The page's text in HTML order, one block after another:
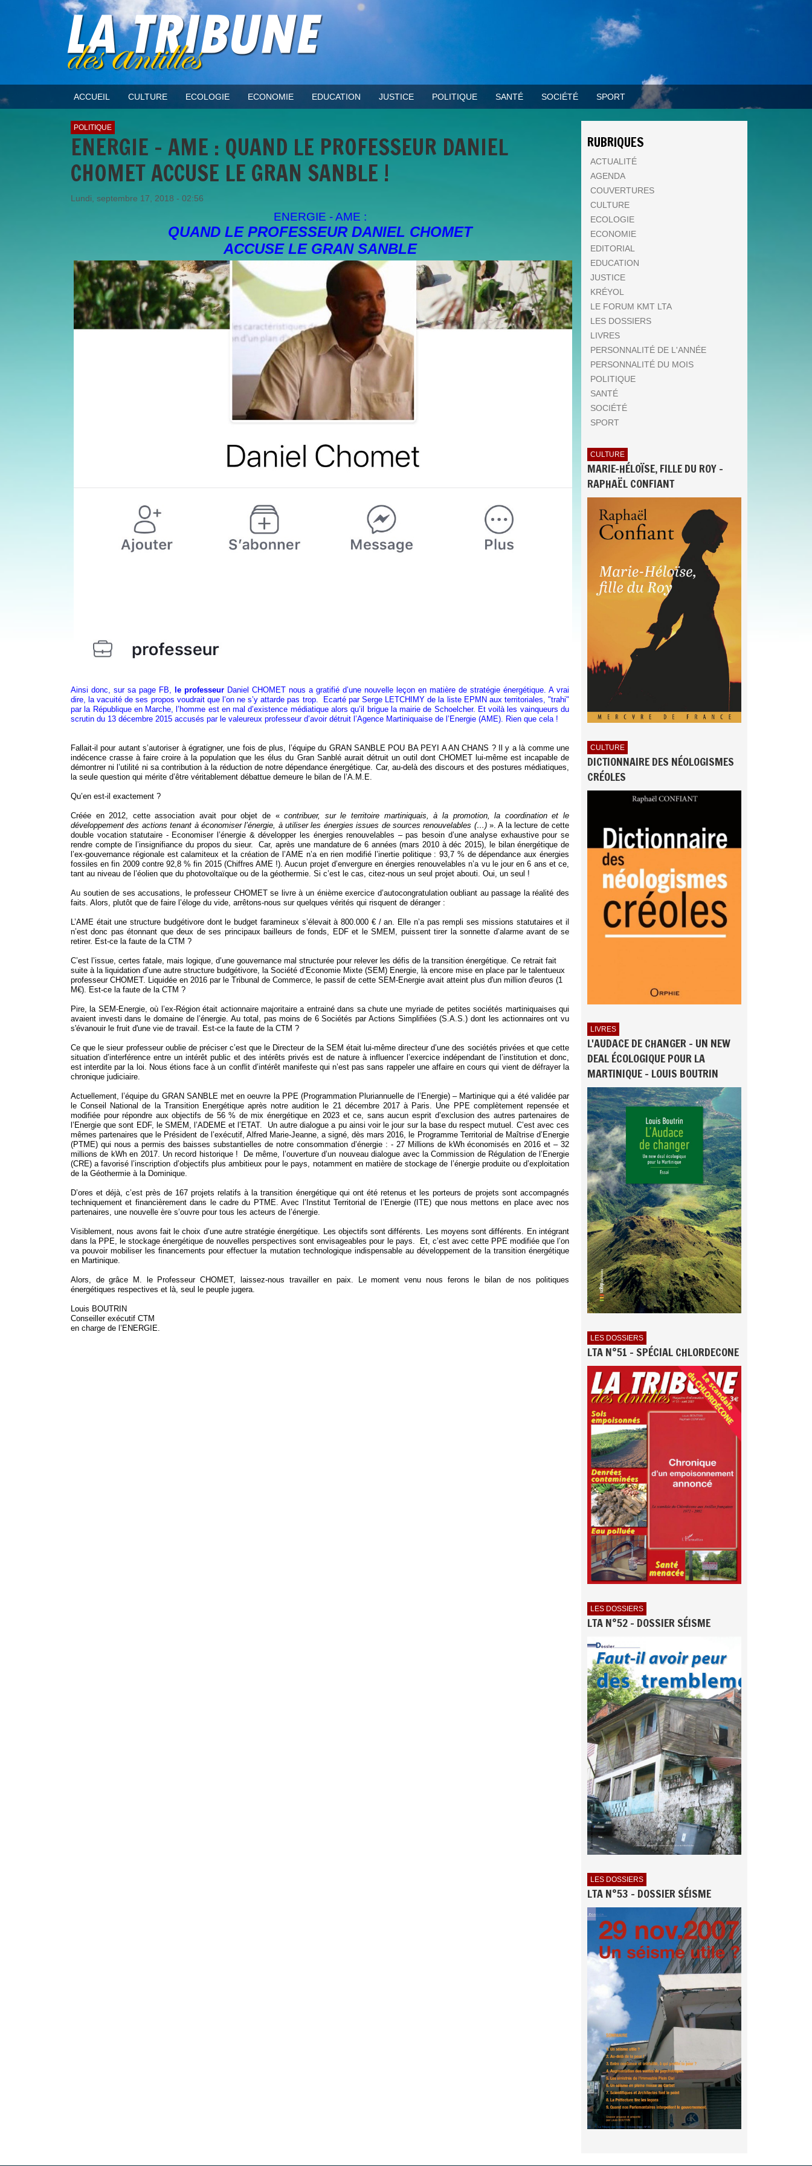
ACCUEIL CULTURE ECOLOGIE ECONOMIE EDUCATION JUSTICE POLITIQUE SANTÉ SOCIÉTÉ SPORT
POLITIQUE
ENERGIE - AME : QUAND LE PROFESSEUR DANIEL
CHOMET ACCUSE LE GRAN SANBLE !
Lundi, septembre 17, 2018 - 02:56
ENERGIE - AME :
QUAND LE PROFESSEUR DANIEL CHOMET
ACCUSE LE GRAN SANBLE
Ainsi donc, sur sa page FB, le professeur Daniel CHOMET nous a gratifié d’une nouvelle leçon en matière de stratégie énergétique. A vrai
dire, la vacuité de ses propos voudrait que l’on ne s’y attarde pas trop. Ecarté par Serge LETCHIMY de la liste EPMN aux territoriales, "trahi"
par la République en Marche, l’homme est en mal d’existence médiatique alors qu’il brigue la mairie de Schoelcher. Et voilà les vainqueurs du
scrutin du 13 décembre 2015 accusés par le valeureux professeur d’avoir détruit l’Agence Martiniquaise de l’Energie (AME). Rien que cela !
Fallait-il pour autant s’autoriser à égratigner, une fois de plus, l’équipe du GRAN SANBLE POU BA PEYI A AN CHANS ? Il y a là comme une
indécence crasse à faire croire à la population que les élus du Gran Sanblé aurait détruit un outil dont CHOMET lui-même est incapable de
démontrer ni l’utilité ni sa contribution à la réduction de notre dépendance énergétique. Car, au-delà des discours et des postures médiatiques,
la seule question qui mérite d’être véritablement débattue demeure le bilan de l’A.M.E.
Qu’en est-il exactement ?
Créée en 2012, cette association avait pour objet de «contribuer, sur le territoire martiniquais, à la promotion, la coordination et le
développement des actions tenant à économiser l’énergie, à utiliser les énergies issues de sources renouvelables (…)». A la lecture de cette
double vocation statutaire - Economiser l’énergie & développer les énergies renouvelables – pas besoin d’une analyse exhaustive pour se
rendre compte de l’insignifiance du propos du sieur. Car, après une mandature de 6 années (mars 2010 à déc 2015), le bilanénergétique de
l’ex-gouvernance régionale est calamiteux et la création de l’AME n’a en rien modifié l’inertie politique : 93,7 % de dépendance aux énergies
fossiles en fin 2009 contre 92,8 % fin 2015(Chiffres AME !). Aucun projet d’envergure en énergies renouvelables n’a vu le jour en 6 ans et ce,
tant au niveau de l’éolien que du photovoltaïque ou de la géothermie. Si c’est le cas, citez-nous un seul projet abouti. Oui, un seul !
Au soutien de ses accusations, le professeur CHOMET se livre à un énième exercice d’autocongratulation oubliant au passage la réalité des
faits. Alors, plutôt que de faire l’éloge du vide, arrêtons-nous sur quelques vérités qui risquent de déranger :
L’AME était une structure budgétivore dont le budget faramineux s’élevait à 800.000 € / an. Elle n’a pas rempli ses missions statutaires et il
n’est donc pas étonnant que deux de ses principaux bailleurs de fonds, EDF et le SMEM, puissent tirer la sonnette d’alarme avant de se
retirer. Est-ce la faute de la CTM ?
C’est l’issue, certes fatale, mais logique, d’une gouvernance mal structurée pour relever les défis de la transition énergétique. Ce retrait fait
suite à la liquidation d’une autre structure budgétivore, la Société d’Economie Mixte (SEM) Energie, là encore mise en place par le talentueux
professeur CHOMET. Liquidée en 2016 par le Tribunal de Commerce, le passif de cette SEM-Energie avait atteint plus d'un million d'euros (1
M€). Est-ce la faute de la CTM ?
Pire, la SEM-Energie, où l’ex-Région était actionnaire majoritaire a entrainé dans sa chute une myriade de petites sociétés martiniquaises qui
avaient investi dans le domaine de l’énergie. Au total, pas moins de 6 Sociétés par Actions Simplifiées (S.A.S.) dont les actionnaires ont vu
s'évanouir le fruit d'une vie de travail.
Est-ce la faute de la CTM ?
Ce que le sieur professeur oublie de préciser c’est que le Directeur de la SEM était lui-même directeur d’une des sociétés privées et que cette
situation d’interférence entre un intérêt public et des intérêts privés est de nature à influencer l’exercice indépendant de l’institution et donc,
est interdite par la loi. Nous étions face à un conflit d’intérêt manifeste qui n’est pas sans rappeler une affaire en cours qui vient de défrayer la
chronique judiciaire.
Actuellement, l’équipe du GRAN SANBLE met en oeuvre la PPE (Programmation Pluriannuelle de l’Energie) – Martinique qui a été validée par
le Conseil National de la Transition Energétique après notre audition le 21 décembre 2017 à Paris. Une PPE complètement repensée et
modifiée pour répondre aux objectifs de 56 % de mix énergétique en 2023 et ce, sans aucun esprit d’exclusion des autres partenaires de
l’Energie que sont EDF, le SMEM, l’ADEME et l’ETAT. Un autre dialogue a pu ainsi voir le jour sur la base du respect mutuel. C’est avec ces
mêmes partenaires que le Président de l’exécutif, Alfred Marie-Jeanne, a signé, dès mars 2016, le Programme Territorial de Maîtrise d’Energie
(PTME) qui nous a permis des baisses substantielles de notre consommation d’énergie : - 27 Millions de kWh économisés en 2016 et – 32
millions de kWh en 2017. Un record historique ! De même, l’ouverture d’un nouveau dialogue avec la Commission de Régulation de l’Energie
(CRE) a favorisé l’inscription d’objectifs plus ambitieux pour le pays, notamment en matière de stockage de l’énergie produite ou d’exploitation
de la Géothermie à la Dominique.
D’ores et déjà, c’est près de 167 projets relatifs à la transition énergétique qui ont été retenus et les porteurs de projets sont accompagnés
techniquement et financièrement dans le cadre du PTME. Avec l’Institut Territorial de l’Energie (ITE) que nous mettons en place avec nos
partenaires, une nouvelle ère s’ouvre pour tous les acteurs de l’énergie.
Visiblement, nous avons fait le choix d’une autre stratégie énergétique. Les objectifs sont différents. Les moyens sont différents. En intégrant
dans la PPE, le stockage énergétique de nouvelles perspectives sont envisageables pour le pays. Et, c’est avec cette PPE modifiée que l’on
va pouvoir mobiliser les financements pour effectuer la mutation technologique indispensable au développement de la transition énergétique
en Martinique.
Alors, de grâce M. le Professeur CHOMET, laissez-nous travailler en paix. Le moment venu nous ferons le bilan de nos politiques
énergétiques respectives et là, seul le peuple jugera.
Louis BOUTRIN
Conseiller exécutif CTM
en charge de l’ENERGIE.
RUBRIQUES
ACTUALITÉ
AGENDA
COUVERTURES
CULTURE
ECOLOGIE
ECONOMIE
EDITORIAL
EDUCATION
JUSTICE
KRÉYOL
LE FORUM KMT LTA
LES DOSSIERS
LIVRES
PERSONNALITÉ DE L'ANNÉE
PERSONNALITÉ DU MOIS
POLITIQUE
SANTÉ
SOCIÉTÉ
SPORT
CULTURE
MARIE-HÉLOÏSE, FILLE DU ROY -
RAPHAËL CONFIANT
CULTURE
DICTIONNAIRE DES NÉOLOGISMES
CRÉOLES
LIVRES
L'AUDACE DE CHANGER - UN NEW
DEAL ÉCOLOGIQUE POUR LA
MARTINIQUE - LOUIS BOUTRIN
LES DOSSIERS
LTA N°51 - SPÉCIAL CHLORDECONE
LES DOSSIERS
LTA N°52 - DOSSIER SÉISME
LES DOSSIERS
LTA N°53 - DOSSIER SÉISME